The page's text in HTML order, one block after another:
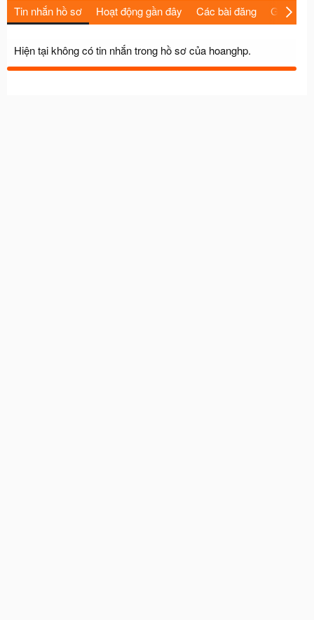
Tin nhắn hồ sơ Hoạt động gần đây Các bài đăng Giới thiệu
Hiện tại không có tin nhắn trong hồ sơ của hoanghp.